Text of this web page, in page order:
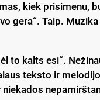
kiek prisimenu,
gera“. Taip.
to kalts esi“.
teksto ir